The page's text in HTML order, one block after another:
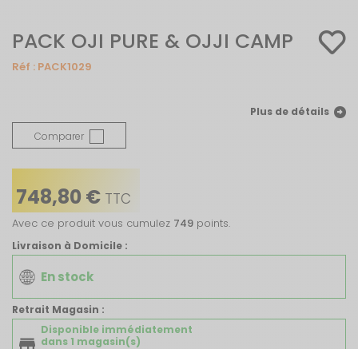
PACK OJI PURE & OJJI CAMP
Réf : PACK1029
Plus de détails
Comparer
748,80 € TTC
Avec ce produit vous cumulez 749 points.
Livraison à Domicile :
En stock
Retrait Magasin :
Disponible immédiatement
dans 1 magasin(s)